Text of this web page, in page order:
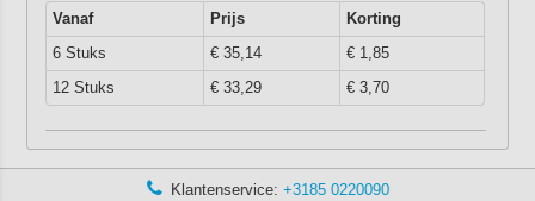
Vanaf Prijs
Korting
6 Stuks
€ 35,14
€ 1,85
12 Stuks
€ 33,29 € 3,70
Klantenservice: +3185 0220090